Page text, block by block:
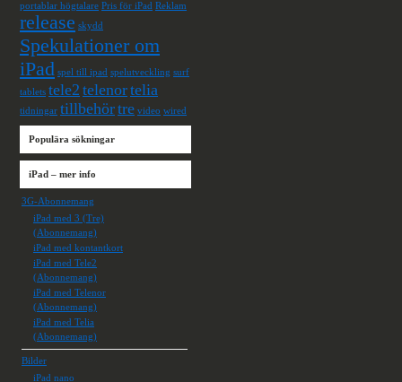
portablar högtalare Pris för iPad Reklam
release skydd
Spekulationer om
iPad spel till ipad spelutveckling surf
tablets tele2 telenortelia
tidningar tillbehörtre video wired
Populära sökningar
iPad – mer info
3G-Abonnemang
iPad med 3 (Tre)
(Abonnemang)
iPad med kontantkort
iPad med Tele2
(Abonnemang)
iPad med Telenor
(Abonnemang)
iPad med Telia
(Abonnemang)
Bilder
iPad nano